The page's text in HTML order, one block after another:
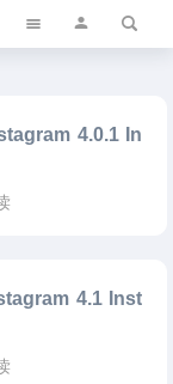
4.0.1 In
4.1 Inst